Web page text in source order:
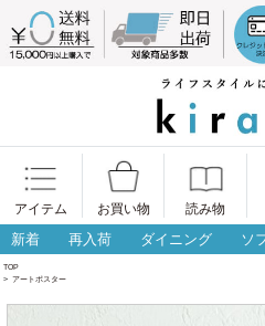
アイテム お買い物 読み物
新着 再入荷 ダイニング ソ
TOP
> アートポスター